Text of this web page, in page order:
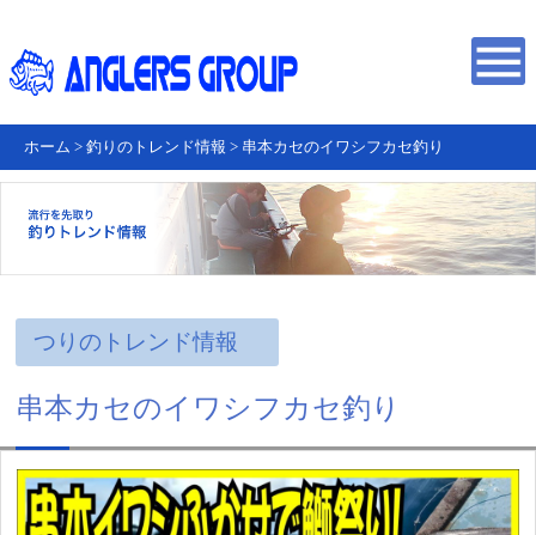
ホーム > 釣りのトレンド情報 > 串本カセのイワシフカセ釣り
つりのトレンド情報
串本カセのイワシフカセ釣り